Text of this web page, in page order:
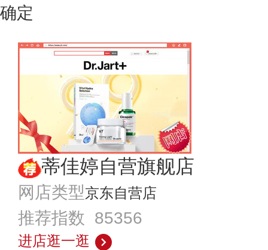
确定
蒂佳婷自营旗舰店
网店类型京东自营店
推荐指数 85356
进店逛一逛